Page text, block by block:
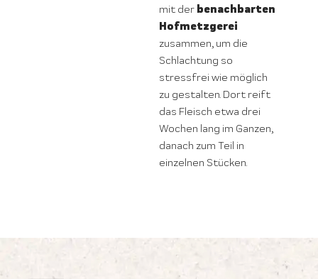
mit der benachbarten
Hofmetzgerei
zusammen, um die
Schlachtung so
stressfrei wie möglich
zu gestalten. Dort reift
das Fleisch etwa drei
Wochen lang im Ganzen,
danach zum Teil in
einzelnen Stücken.